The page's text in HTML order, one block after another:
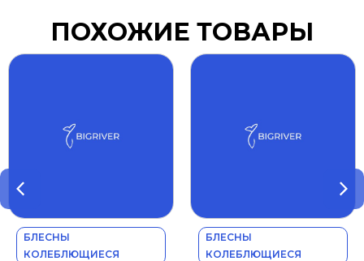
ПОХОЖИЕ ТОВАРЫ
БЛЕСНЫ
КОЛЕБЛЮЩИЕСЯ
БЛЕСНЫ
КОЛЕБЛЮЩИЕСЯ